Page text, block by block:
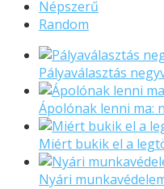
Népszerű
Random
Pályaválasztás
Ápolónak lenni ma:
Miért bukik el a
Nyári